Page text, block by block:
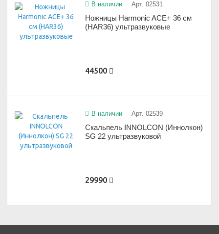
В наличии Арт. 02531
Ножницы Harmonic ACE+ 36 см
(HAR36) ультразвуковые
44500
В наличии Арт. 02539
Скальпель INNOLCON (Иннолкон)
SG 22 ультразвуковой
29990